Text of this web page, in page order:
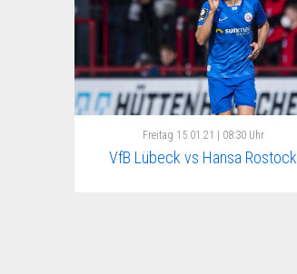
Freitag 15.01.21 | 08:30 Uhr
VfB Lübeck vs Hansa Rostock